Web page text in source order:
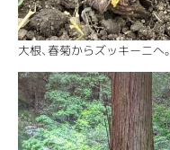
大根、春菊からズッキーニへ。